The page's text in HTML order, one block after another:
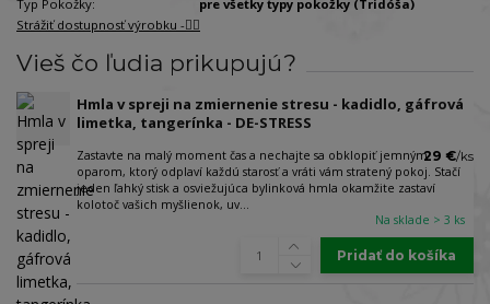
Typ Pokožky:
pre všetky typy pokožky (Tridóša)
Strážiť dostupnosť výrobku -🐕‍🦺
Vieš čo ľudia prikupujú?
Hmla v spreji na zmiernenie stresu - kadidlo, gáfrová
limetka, tangerínka - DE-STRESS
Zastavte na malý moment čas a nechajte sa obklopiť jemným
oparom, ktorý odplaví každú starosť a vráti vám stratený pokoj. Stačí
jeden ľahký stisk a osviežujúca bylinková hmla okamžite zastaví
kolotoč vašich myšlienok, uv...
29 €/ks
Na sklade > 3 ks
Pridať do košíka